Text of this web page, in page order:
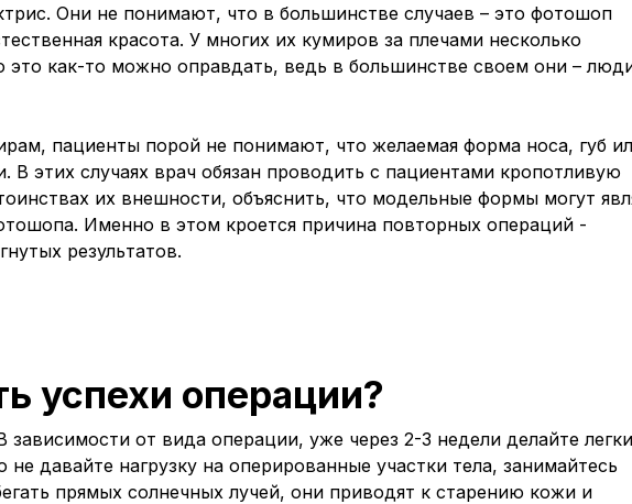
Они не понимают, что в большинстве случаев – это фотошоп
красота. У многих их кумиров за плечами несколько
это как-то можно оправдать, ведь в большинстве своем они –
пациенты порой не понимают, что желаемая форма носа, губ
этих случаях врач обязан проводить с пациентами кропотливую
их внешности, объяснить, что модельные формы могут
Именно в этом кроется причина повторных операций -
результатов.
успехи операции?
от вида операции, уже через 2-3 недели делайте
давайте нагрузку на оперированные участки тела, занимайтесь
прямых солнечных лучей, они приводят к старению кожи и